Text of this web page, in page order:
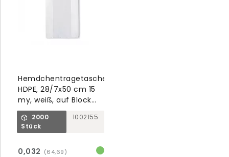
Hemdchentragetaschen
HDPE, 28/7x50 cm 15
my, weiß, auf Block
per 100
2000
Stück
1002155
0,032 (64,69)